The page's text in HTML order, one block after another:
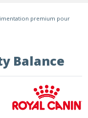
premium pour
Balance